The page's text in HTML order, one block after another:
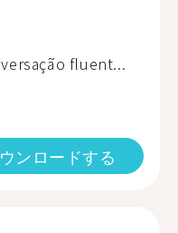
fluent...
ンロードする